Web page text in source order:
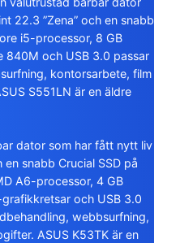
22.3 ”Zena” och en snabb
i5-processor, 8 GB
840M och USB 3.0 passar
kontorsarbete, film
S551LN är en äldre
dator som har fått nytt liv
snabb Crucial SSD på
A6-processor, 4 GB
och USB 3.0
webbsurfning,
ASUS K53TK är en